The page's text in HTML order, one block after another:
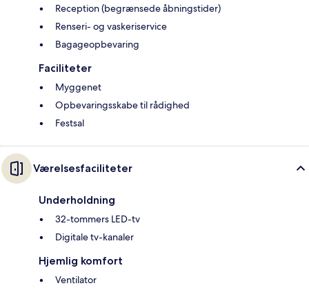
Reception (begrænsede åbningstider)
Renseri- og vaskeriservice
Bagageopbevaring
Faciliteter
Myggenet
Opbevaringsskabe til rådighed
Festsal
Værelsesfaciliteter
Underholdning
32-tommers LED-tv
Digitale tv-kanaler
Hjemlig komfort
Ventilator